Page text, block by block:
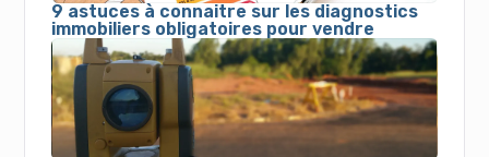
9 astuces à connaitre sur les diagnostics
immobiliers obligatoires pour vendre